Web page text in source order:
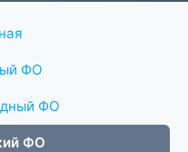
ФО
ФО
ФО